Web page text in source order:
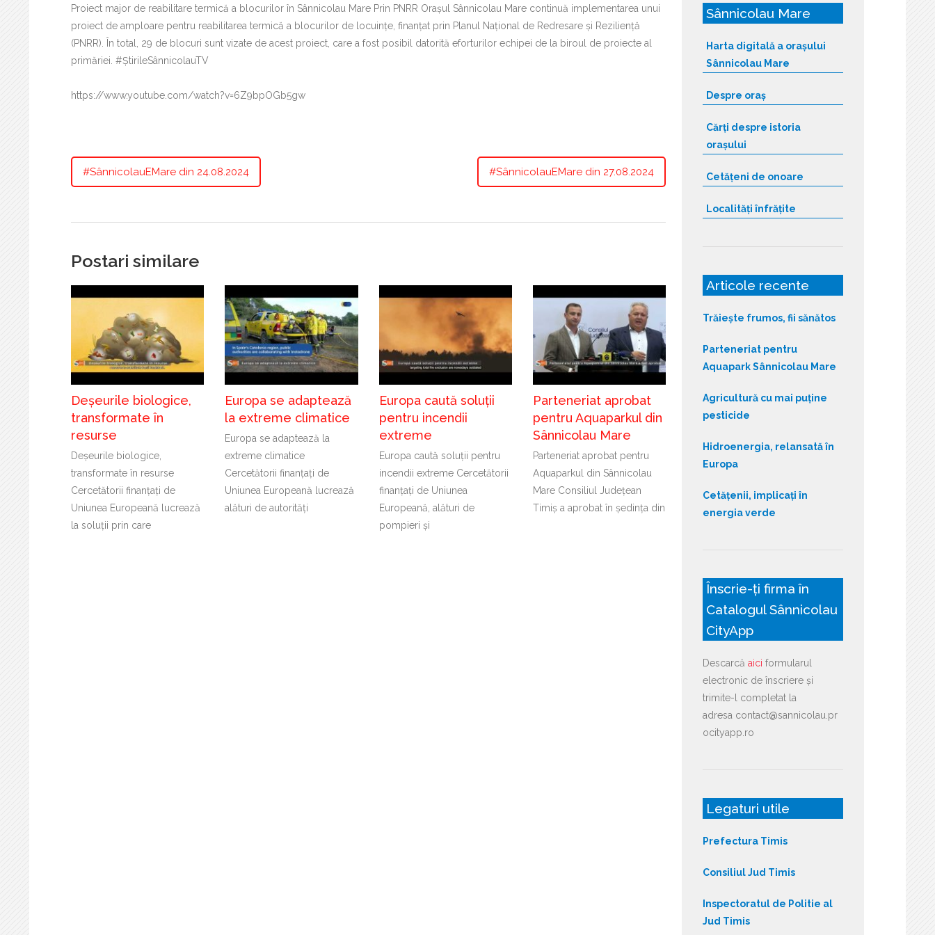
Proiect major de reabilitare termică a blocurilor în Sânnicolau Mare Prin PNRR Orașul Sânnicolau Mare continuă implementarea unui
proiect de amploare pentru reabilitarea termică a blocurilor de locuințe, finanțat prin Planul Național de Redresare și Reziliență
(PNRR). În total, 29 de blocuri sunt vizate de acest proiect, care a fost posibil datorită eforturilor echipei de la biroul de proiecte al
primăriei. #ȘtirileSânnicolauTV
https://www.youtube.com/watch?v=6Z9bpOGb5gw
#SânnicolauEMare din 24.08.2024 #SânnicolauEMare din 27.08.2024
Postari similare
Deșeurile biologice,
transformate în
resurse
Deșeurile biologice,
transformate în resurse
Cercetătorii finanțați de
Uniunea Europeană lucrează
la soluții prin care
Europa se adaptează
la extreme climatice
Europa se adaptează la
extreme climatice
Cercetătorii finanțați de
Uniunea Europeană lucrează
alături de autorități
Europa caută soluții
pentru incendii
extreme
Europa caută soluții pentru
incendii extreme Cercetătorii
finanțați de Uniunea
Europeană, alături de
pompieri și
Parteneriat aprobat
pentru Aquaparkul din
Sânnicolau Mare
Parteneriat aprobat pentru
Aquaparkul din Sânnicolau
Mare Consiliul Județean
Timiș a aprobat în ședința din
Sânnicolau Mare
Harta digitală a orașului
Sânnicolau Mare
Despre oraș
Cărți despre istoria
orașului
Cetățeni de onoare
Localități înfrățite
Articole recente
Trăiește frumos, fii sănătos
Parteneriat pentru
Aquapark Sânnicolau Mare
Agricultură cu mai puține
pesticide
Hidroenergia, relansată în
Europa
Cetățenii, implicați în
energia verde
Înscrie-ți firma în
Catalogul Sânnicolau
CityApp
Descarcă aici formularul
electronic de înscriere și
trimite-l completat la
adresa contact@sannicolau.pr
ocityapp.ro
Legaturi utile
Prefectura Timis
Consiliul Jud Timis
Inspectoratul de Politie al
Jud Timis